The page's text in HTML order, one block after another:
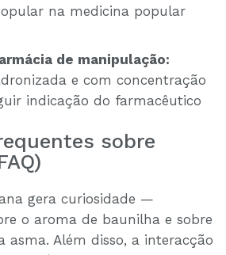
na medicina popular
de manipulação:
e com concentração
indicação do farmacêutico
sobre
gera curiosidade —
o aroma de baunilha e sobre
asma. Além disso, a interacção